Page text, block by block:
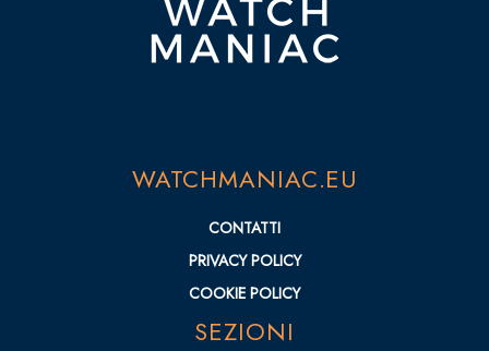
WATCHMANIAC.EU
CONTATTI
PRIVACY POLICY
COOKIE POLICY
SEZIONI